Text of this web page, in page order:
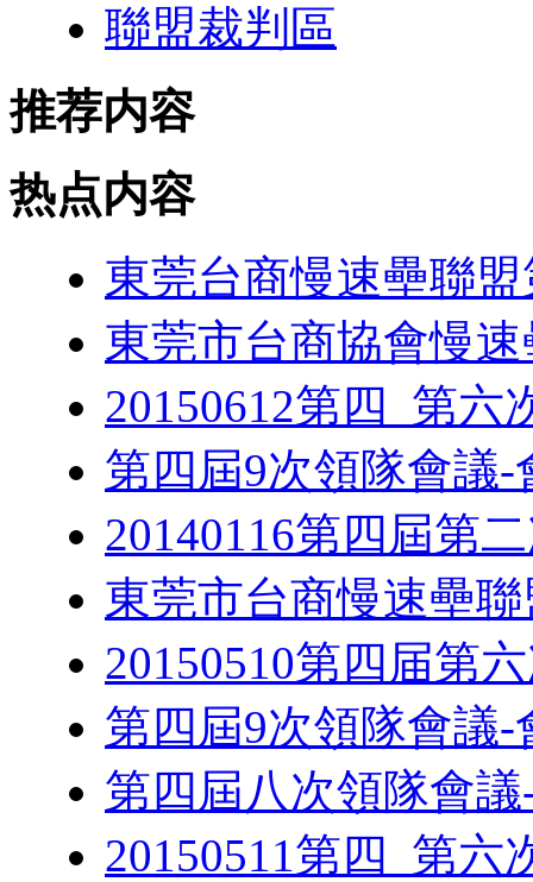
聯盟裁判區
推荐内容
热点内容
東莞台商慢速壘聯
東莞市台商協會慢
20150612第四_第六
第四屆9次領隊會議-
20140116第四屆第
東莞市台商慢速壘
20150510第四届第
第四屆9次領隊會議-
第四屆八次領隊會
20150511第四_第六